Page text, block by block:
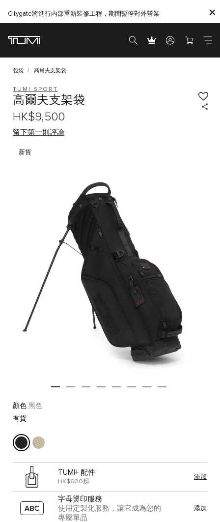
Citygate將進行内部重新裝修工程，期間暫停對外營業
包袋 高爾夫支架袋
新貨
TUMI SPORT
高爾夫支架袋
HK$9,500
留下第一則評論
顏色 黑色
有貨
TUMI+ 配件
HK$600起
添加
字母燙印服務
使用定製化服務，讓它成為您的
專屬單品
添加